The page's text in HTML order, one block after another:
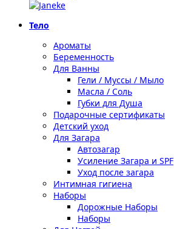
Тело
Ароматы
Беременность
Для Ванны
Гели / Муссы / Мыло
Масла / Соль
Губки для Душа
Подарочные сертификаты
Детский уход
Для Загара
Автозагар
Усиление Загара и SPF
Уход после загара
Интимная гигиена
Наборы
Дорожные Наборы
Наборы